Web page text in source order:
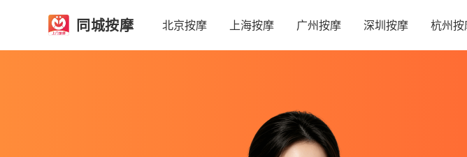
同城按摩 北京按摩 上海按摩 广州按摩 深圳按摩 杭州